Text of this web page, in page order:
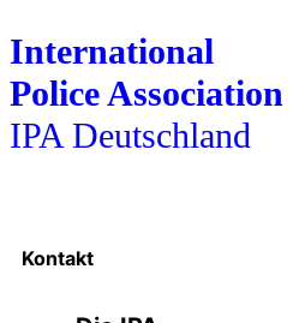
International
Police Association
IPA Deutschland
Kontakt